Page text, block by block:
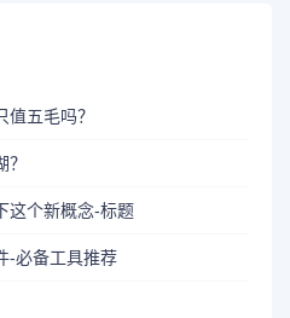
五毛吗？
这个新概念-标题
-必备工具推荐